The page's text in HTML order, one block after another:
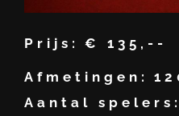
Prijs: € 135,--
Afmetingen:
Aantal spelers: